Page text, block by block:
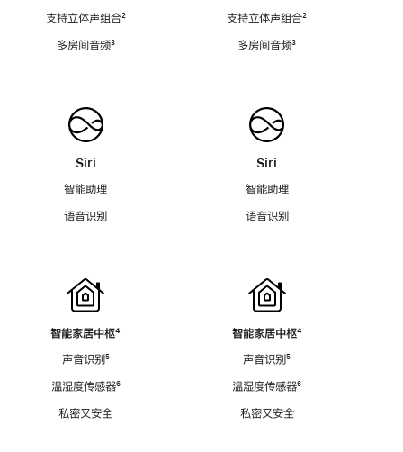
支持立体声组合脚
²
多房间音频脚
³
Siri
智能助理
语音识别
智能家居中枢脚
⁴
声音识别脚
⁵
温湿度传感器脚
⁶
私密又安全
支持立体声组合脚
²
多房间音频脚
³
Siri
智能助理
语音识别
智能家居中枢脚
⁴
声音识别脚
⁵
温湿度传感器脚
⁶
私密又安全